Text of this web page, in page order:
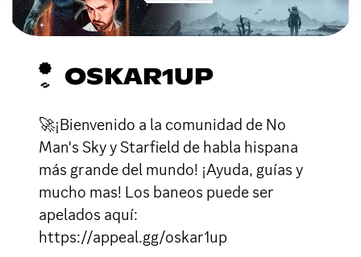
OSKAR1UP
🚀¡Bienvenido a la comunidad de No
Man's Sky y Starfield de habla hispana
más grande del mundo! ¡Ayuda, guías y
mucho mas! Los baneos puede ser
apelados aquí:
https://appeal.gg/oskar1up